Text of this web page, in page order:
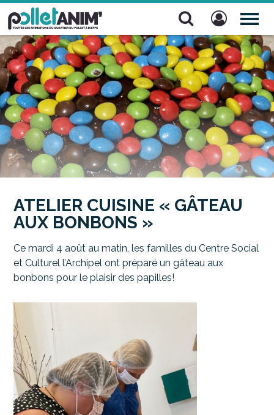
Pollet Anim'
ATELIER CUISINE « GÂTEAU
AUX BONBONS »
Ce mardi 4 août au matin, les familles du Centre Social
et Culturel l’Archipel ont préparé un gâteau aux
bonbons pour le plaisir des papilles!